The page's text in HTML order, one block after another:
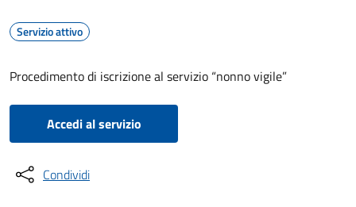
Servizio attivo
Procedimento di iscrizione al servizio “nonno vigile”
Accedi al servizio
Condividi